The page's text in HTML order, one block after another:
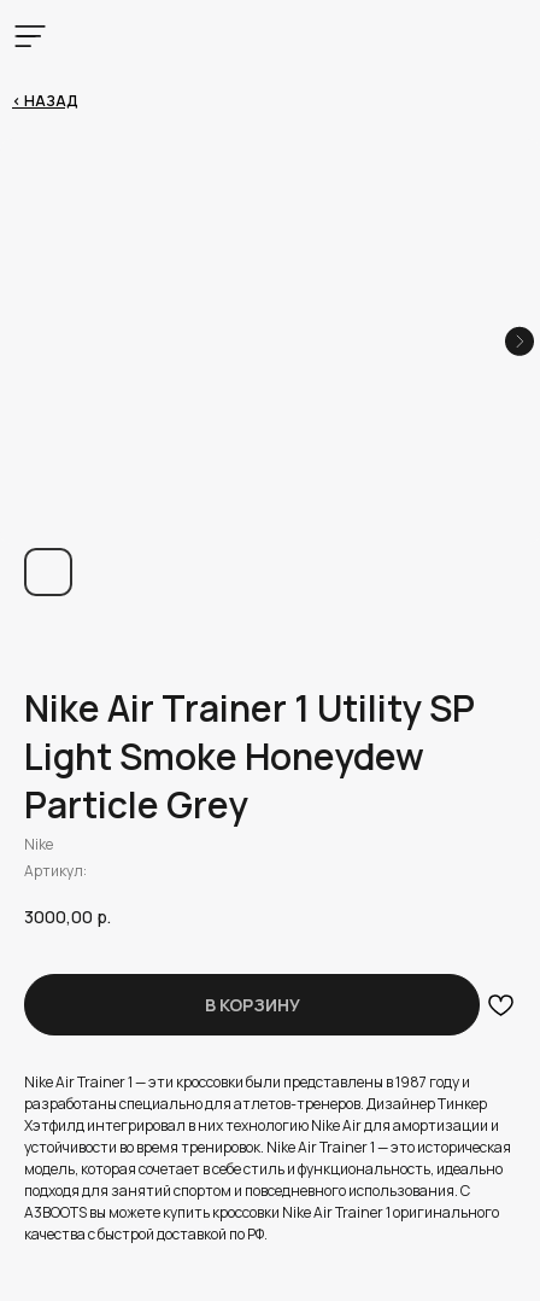
< НАЗАД
Nike Air Trainer 1 Utility SP
Light Smoke Honeydew
Particle Grey
Nike
Артикул:
3000,00 р.
В КОРЗИНУ
Nike Air Trainer 1 — эти кроссовки были представлены в 1987 году и
разработаны специально для атлетов-тренеров. Дизайнер Тинкер
Хэтфилд интегрировал в них технологию Nike Air для амортизации и
устойчивости во время тренировок. Nike Air Trainer 1 — это историческая
модель, которая сочетает в себе стиль и функциональность, идеально
подходя для занятий спортом и повседневного использования. С
A3BOOTS вы можете купить кроссовки Nike Air Trainer 1 оригинального
качества с быстрой доставкой по РФ.